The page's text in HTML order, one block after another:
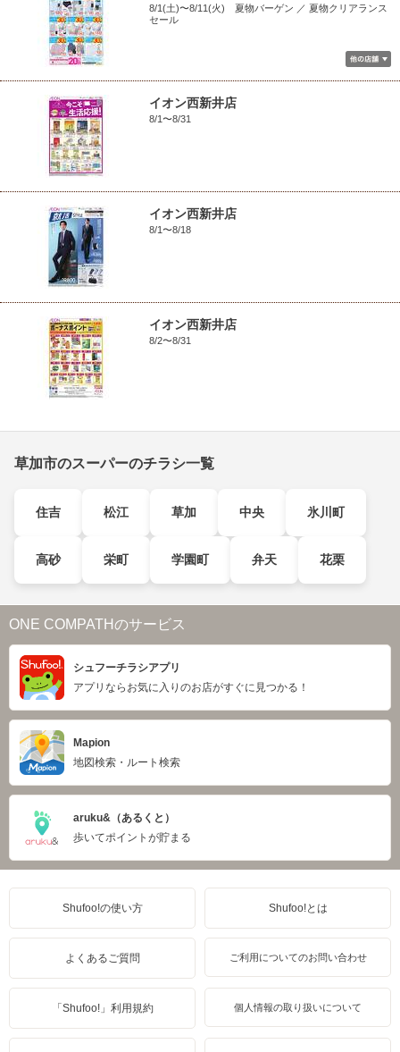
8/1(土)〜8/11(火) 夏物バーゲン ／ 夏物クリアランス
セール
イオン西新井店
8/1〜8/31
イオン西新井店
8/1〜8/18
イオン西新井店
8/2〜8/31
草加市のスーパーのチラシ一覧
住吉 松江 草加 中央 氷川町
高砂 栄町 学園町 弁天 花栗
ONE COMPATHのサービス
シュフーチラシアプリ
アプリならお気に入りのお店がすぐに見つかる！
Mapion
地図検索・ルート検索
aruku&（あるくと）
歩いてポイントが貯まる
Shufoo!の使い方 Shufoo!とは
よくあるご質問 ご利用についてのお問い合わせ
「Shufoo!」利用規約 個人情報の取り扱いについて